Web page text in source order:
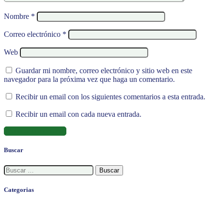
Nombre *
Correo electrónico *
Web
Guardar mi nombre, correo electrónico y sitio web en este
navegador para la próxima vez que haga un comentario.
Recibir un email con los siguientes comentarios a esta entrada.
Recibir un email con cada nueva entrada.
Buscar
Buscar:
Categorias